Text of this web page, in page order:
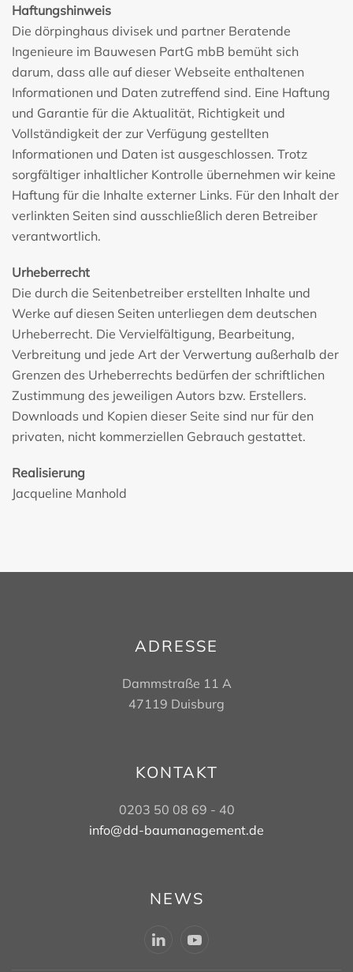
Haftungshinweis
Die dörpinghaus divisek und partner Beratende
Ingenieure im Bauwesen PartG mbB bemüht sich
darum, dass alle auf dieser Webseite enthaltenen
Informationen und Daten zutreffend sind. Eine Haftung
und Garantie für die Aktualität, Richtigkeit und
Vollständigkeit der zur Verfügung gestellten
Informationen und Daten ist ausgeschlossen. Trotz
sorgfältiger inhaltlicher Kontrolle übernehmen wir keine
Haftung für die Inhalte externer Links. Für den Inhalt der
verlinkten Seiten sind ausschließlich deren Betreiber
verantwortlich.
Urheberrecht
Die durch die Seitenbetreiber erstellten Inhalte und
Werke auf diesen Seiten unterliegen dem deutschen
Urheberrecht. Die Vervielfältigung, Bearbeitung,
Verbreitung und jede Art der Verwertung außerhalb der
Grenzen des Urheberrechts bedürfen der schriftlichen
Zustimmung des jeweiligen Autors bzw. Erstellers.
Downloads und Kopien dieser Seite sind nur für den
privaten, nicht kommerziellen Gebrauch gestattet.
Realisierung
Jacqueline Manhold
ADRESSE
Dammstraße 11 A
47119 Duisburg
KONTAKT
0203 50 08 69 - 40
info@dd-baumanagement.de
NEWS